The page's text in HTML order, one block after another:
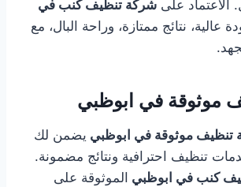
الاعتماد على شركة تنظيف كنب في
عالية، نتائج ممتازة، وراحة البال، مع
موثوقة في ابوظبي
تنظيف موثوقة في ابوظبي يضمن لك
تنظيف احترافية ونتائج مضمونة.
كنب في ابوظبي الموثوقة على